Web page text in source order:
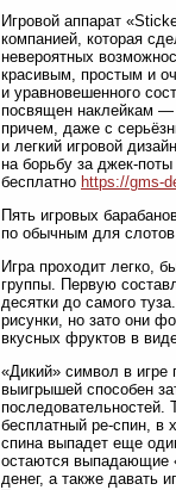
Игровой аппарат
компанией, которая
невероятных
красивым, простым и
и уравновешенного
посвящен наклейкам —
причем, даже с
и легкий игровой
на борьбу за джек-
бесплатно https://gms-
Пять игровых
по обычным для
Игра проходит легко,
группы. Первую
десятки до самого
рисунки, но зато они
вкусных фруктов в
«Дикий» символ в игре
выигрышей способен
последовательностей.
бесплатный ре-спин, в
спина выпадет еще
остаются выпадающие
денег, а также давать